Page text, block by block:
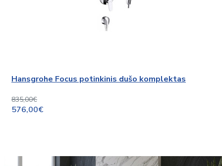
Hansgrohe Focus potinkinis dušo komplektas
835,00€
576,00€